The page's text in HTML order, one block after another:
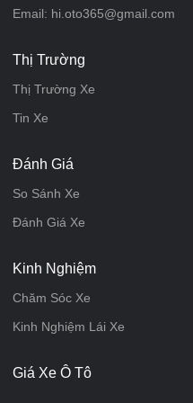
Email: hi.oto365@gmail.com
Thị Trường
Thị Trường Xe
Tin Xe
Đánh Giá
So Sánh Xe
Đánh Giá Xe
Kinh Nghiệm
Chăm Sóc Xe
Kinh Nghiệm Lái Xe
Giá Xe Ô Tô